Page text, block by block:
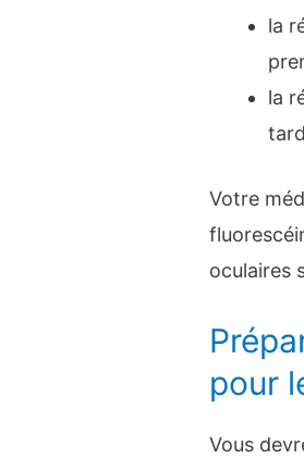
la
la
Votre
oculaires
pour
Vous